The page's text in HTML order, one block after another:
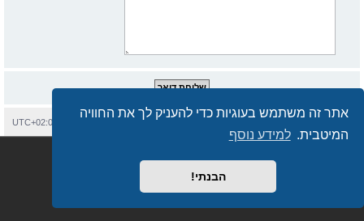
אתר זה משתמש בעוגיות כדי להעניק לך את החוויה
המיטבית. למידע נוסף
הבנתי!
UTC+02:00 מחיקת עוגיות
Revolution style by
מבוסס עלphpBB.co.il - פורומים בעברית . © 2017 - phpBB.co.il.